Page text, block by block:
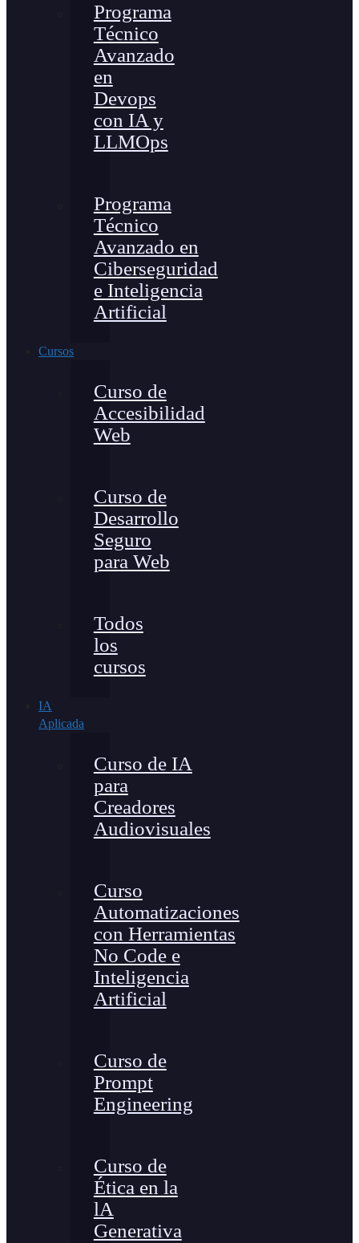
Programa
Técnico
Avanzado
en
Devops
con IA y
LLMOps
Programa
Técnico
Avanzado en
Ciberseguridad
e Inteligencia
Artificial
Cursos
Curso de
Accesibilidad
Web
Curso de
Desarrollo
Seguro
para Web
Todos
los
cursos
IA
Aplicada
Curso de IA
para
Creadores
Audiovisuales
Curso
Automatizaciones
con Herramientas
No Code e
Inteligencia
Artificial
Curso de
Prompt
Engineering
Curso de
Ética en la
lA
Generativa